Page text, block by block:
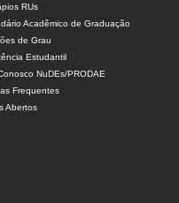
RUs
Acadêmico de Graduação
de Grau
Estudantil
NuDEs/PRODAE
Frequentes
Abertos